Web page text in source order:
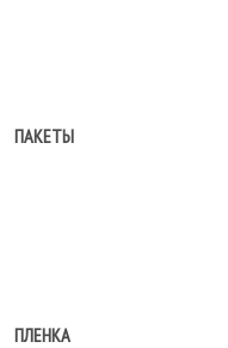
ПАКЕТЫ
ПЛЕНКА